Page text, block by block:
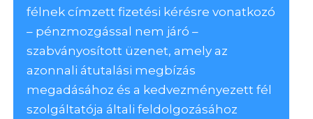
félnek címzett fizetési kérésre vonatkozó
– pénzmozgással nem járó –
szabványosított üzenet, amely az
azonnali átutalási megbízás
megadásához és a kedvezményezett fél
szolgáltatója általi feldolgozásához